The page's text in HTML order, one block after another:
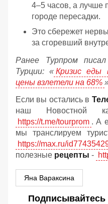
4–5 часов, а лучше
городе пересадки.
Это сбережет
за сгоревший
Ранее Турпром
Турции: « Кризис еды
цены взлетели на 68%
Если вы остались в
наш Новостной
https://t.me/tourprom . А
мы транслируем
https://max.ru/
полезные рецепты -
Яна Вараксина
Подписывайтесь